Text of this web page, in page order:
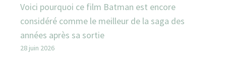
Voici pourquoi ce film Batman est encore
considéré comme le meilleur de la saga des
années après sa sortie
28 juin 2026